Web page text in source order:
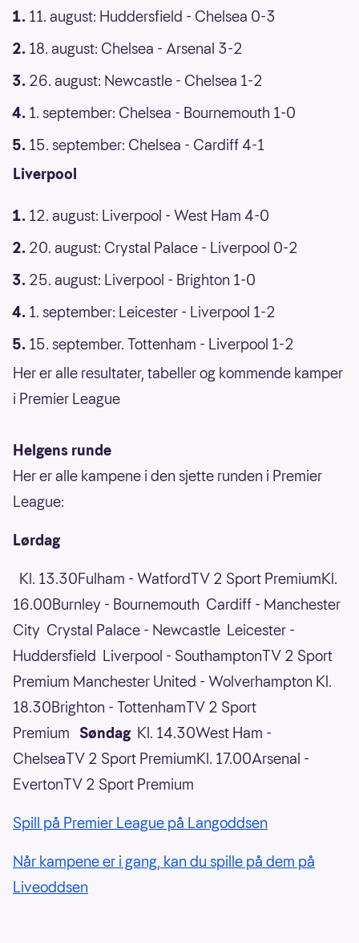
11. august: Huddersfield - Chelsea 0-3
18. august: Chelsea - Arsenal 3-2
26. august: Newcastle - Chelsea 1-2
1. september: Chelsea - Bournemouth 1-0
15. september: Chelsea - Cardiff 4-1
Liverpool
12. august: Liverpool - West Ham 4-0
20. august: Crystal Palace - Liverpool 0-2
25. august: Liverpool - Brighton 1-0
1. september: Leicester - Liverpool 1-2
15. september. Tottenham - Liverpool 1-2
Her er alle resultater, tabeller og kommende kamper
i Premier League
Helgens runde
Her er alle kampene i den sjette runden i Premier
League:
Lørdag
Kl. 13.30Fulham - WatfordTV 2 Sport PremiumKl.
16.00Burnley - Bournemouth Cardiff - Manchester
City Crystal Palace - Newcastle Leicester -
Huddersfield Liverpool - SouthamptonTV 2 Sport
Premium Manchester United - Wolverhampton Kl.
18.30Brighton - TottenhamTV 2 Sport
Premium SøndagKl. 14.30West Ham -
ChelseaTV 2 Sport PremiumKl. 17.00Arsenal -
EvertonTV 2 Sport Premium
Spill på Premier League på Langoddsen
Når kampene er i gang, kan du spille på dem på
Liveoddsen